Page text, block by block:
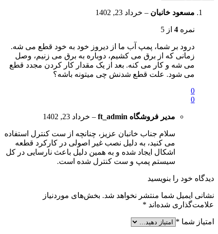
مسعود خانبان – خرداد 23, 1402
نمره 4 از 5
درود بر شما، پمپ آب ما از دیروز خود به خود قطع می شه.
زمانی که از برق می کشیم، دوباره به برق می زنیم، وصل
می شه و کار می کنه. بعد از یک مقدار کار کردن مجدد قطع
می شود. علت قطع شدنش چی میتونه باشه؟
0
0
مدیر فروشگاه ft_admin
– خرداد 23, 1402
سلام جناب خانبان عزیز، چنانچه از ست کنترل استفاده
می کنید، به دلیل نصب غیر اصولی در کارکرد قطعه
اشکال ایجاد شده و به همین دلیل باعث نارسایی در کل
سیستم پمپ و ست کنترل شده است.
دیدگاه خود را بنویسید
نشانی ایمیل شما منتشر نخواهد شد. بخش‌های موردنیاز
علامت‌گذاری شده‌اند *
امتیاز شما *